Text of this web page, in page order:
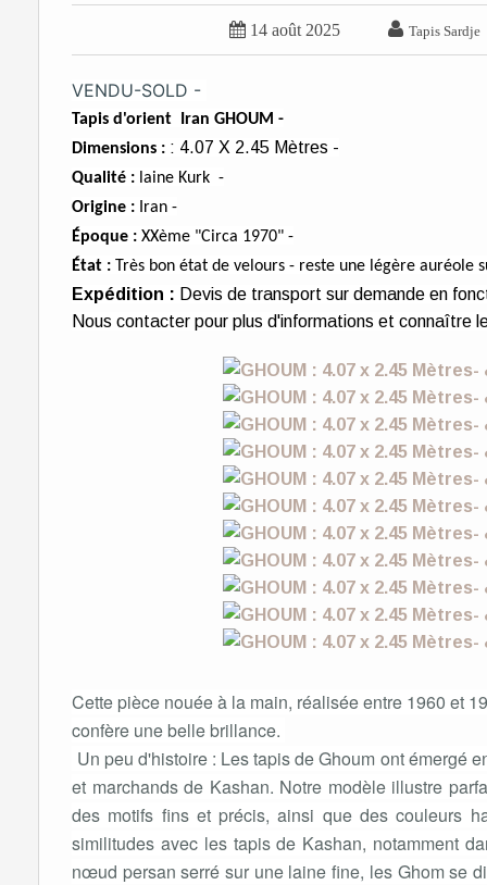
 14 août 2025  Tapis Sardje
VENDU-SOLD -
Tapis d'orient Iran GHOUM -
Dimensions : : 4.07 X 2.45 Mètres -
Qualité : laine Kurk -
Origine : Iran -
Époque : XXème "Circa 1970" -
État : Très bon état de velours - reste une légère auréole
Expédition : Devis de transport sur demande en
Nous contacter pour plus d'informations et connaître
Cette pièce nouée à la main, réalisée entre 1960 et
confère une belle brillance.
Un peu d'histoire : Les tapis de Ghoum ont émergé
et marchands de Kashan. Notre modèle illustre
des motifs fins et précis, ainsi que des couleurs
similitudes avec les tapis de Kashan, notamment
nœud persan serré sur une laine fine, les Ghom se